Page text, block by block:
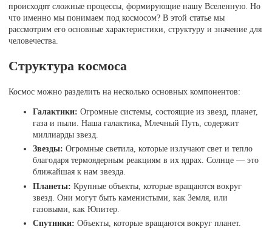
происходят сложные процессы, формирующие нашу Вселенную. Но
что именно мы понимаем под космосом? В этой статье мы
рассмотрим его основные характеристики, структуру и значение для
человечества.
Структура космоса
Космос можно разделить на несколько основных компонентов:
Галактики: Огромные системы, состоящие из звезд, планет,
газа и пыли. Наша галактика, Млечный Путь, содержит
миллиарды звезд.
Звезды: Огромные светила, которые излучают свет и тепло
благодаря термоядерным реакциям в их ядрах. Солнце — это
ближайшая к нам звезда.
Планеты: Крупные объекты, которые вращаются вокруг
звезд. Они могут быть каменистыми, как Земля, или
газовыми, как Юпитер.
Спутники: Объекты, которые вращаются вокруг планет.